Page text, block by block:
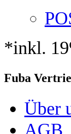
*inkl.
Fuba
Über
AGB